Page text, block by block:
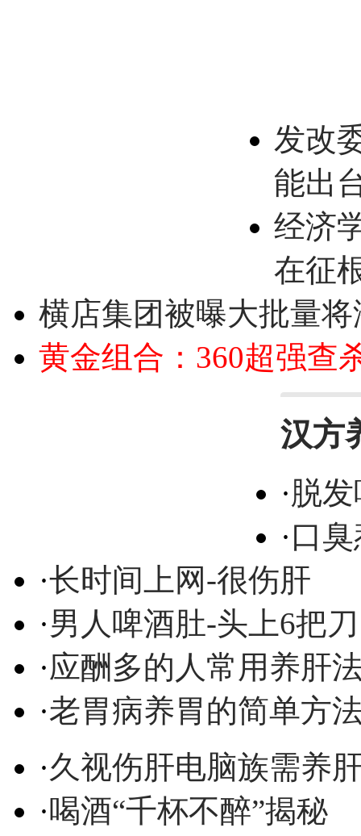
发改
能出
经济
在征
横店集团被曝大批量
黄金组合：360超强查
汉方
·脱
·口
·长时间上网-很伤肝
·男人啤酒肚-头上6把刀
·应酬多的人常用养肝
·老胃病养胃的简单方
·久视伤肝电脑族需养
·喝酒“千杯不醉”揭秘